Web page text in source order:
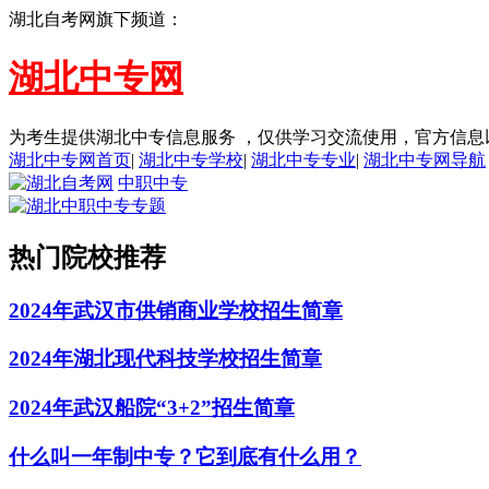
湖北自考网旗下频道：
湖北中专网
为考生提供湖北中专信息服务 ，仅供学习交流使用，官方信息
湖北中专网首页| 湖北中专学校| 湖北中专专业| 湖北中专网导航
中职中专
热门院校推荐
2024年武汉市供销商业学校招生简章
2024年湖北现代科技学校招生简章
2024年武汉船院“3+2”招生简章
什么叫一年制中专？它到底有什么用？